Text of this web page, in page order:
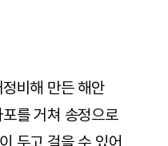
비해 만든 해안
를 거쳐 송정으로
두고 걸을 수 있어